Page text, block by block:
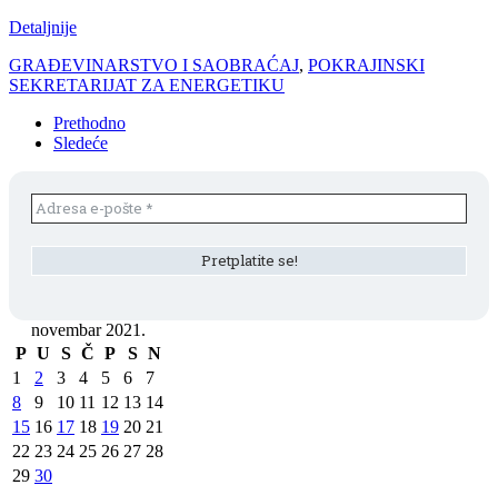
Detaljnije
GRAĐEVINARSTVO I SAOBRAĆAJ, POKRAJINSKI
SEKRETARIJAT ZA ENERGETIKU
Prethodno
Sledeće
novembar 2021.
P U S Č P S N
1
2 3 4 5 6
7
8
9 10 11 12 13 14
15 16 17 18 19 20 21
22 23 24 25 26 27 28
29 30